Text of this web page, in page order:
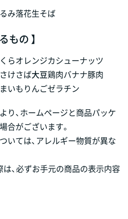
み落花生そば
もの 】
らオレンジカシューナッツ
さけさば大豆鶏肉バナナ豚肉
いも りんごゼラチン
り、ホームページと商品パッケ
合がございます。
いては、アレルギー物質が異な
は、必ずお手元の商品の表示内容